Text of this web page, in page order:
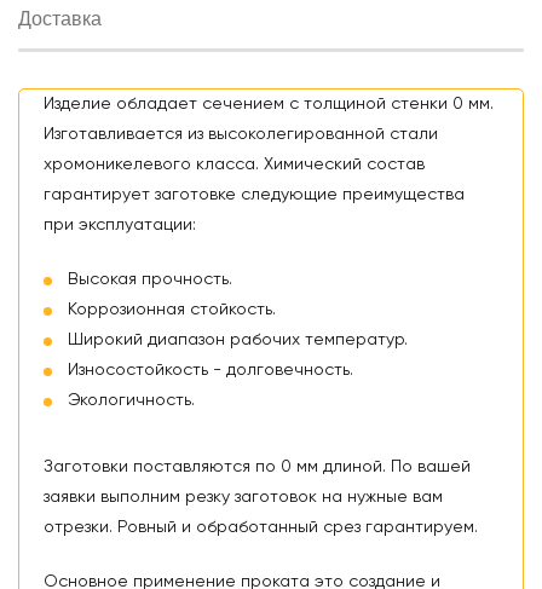
Доставка
Изделие обладает сечением с толщиной стенки 0 мм.
Изготавливается из высоколегированной стали
хромоникелевого класса. Химический состав
гарантирует заготовке следующие преимущества
при эксплуатации:
Высокая прочность.
Коррозионная стойкость.
Широкий диапазон рабочих температур.
Износостойкость - долговечность.
Экологичность.
Заготовки поставляются по 0 мм длиной. По вашей
заявки выполним резку заготовок на нужные вам
отрезки. Ровный и обработанный срез гарантируем.
Основное применение проката это создание и